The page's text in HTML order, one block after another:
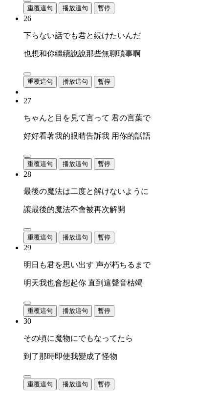
重覆這句 播放這句 暫停
26
下らない話でも君と続けたいんだ
也想和你繼續說說那些無聊瑣事啊
重覆這句 播放這句 暫停
27
ちゃんと目を見て言って 君の言葉で
好好看著我的眼睛告訴我 用你的話語
重覆這句 播放這句 暫停
28
最後の魔法は二度と解けないように
讓最後的魔法不會被再次解開
重覆這句 播放這句 暫停
29
明日も君を思い出す 声が朽ちるまで
明天我也會想起你 直到這聲音枯竭
重覆這句 播放這句 暫停
30
その頃に魔物にでもなってたら
到了那時即使我變成了怪物
重覆這句 播放這句 暫停